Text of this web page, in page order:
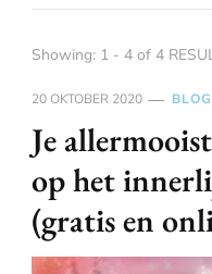
Showing: 1 - 4 of 4
20 OKTOBER 2020 BLOG
Je
op het
(gratis en